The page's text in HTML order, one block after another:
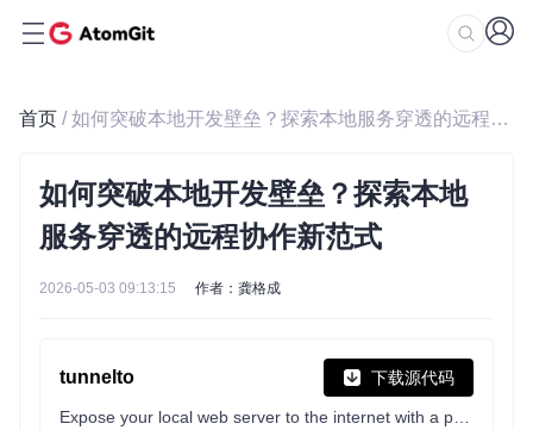
首页 / 如何突破本地开发壁垒？探索本地服务穿透的远程协作新范式
如何突破本地开发壁垒？探索本地
服务穿透的远程协作新范式
2026-05-03 09:13:15 作者：龚格成
tunnelto 下载源代码